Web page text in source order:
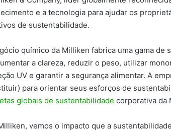
e a tecnologia para ajudar os
de sustentabilidade.
químico da Milliken fabrica uma gama de
a clareza, reduzir o peso, utilizar
UV e garantir a segurança alimentar. A
para orientar seus esforços de
globais de sustentabilidade corporativa da
vemos o impacto que a